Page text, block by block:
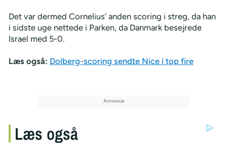
Det var dermed Cornelius’ anden scoring i streg, da han
i sidste uge nettede i Parken, da Danmark besejrede
Israel med 5-0.
Læs også: Dolberg-scoring sendte Nice i top fire